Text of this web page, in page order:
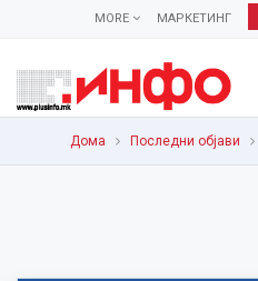
МАРКЕТИНГ
MORE
Дома Последни објави